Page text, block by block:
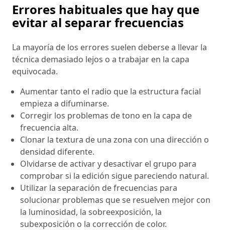
Errores habituales que hay que
evitar al separar frecuencias
La mayoría de los errores suelen deberse a llevar la
técnica demasiado lejos o a trabajar en la capa
equivocada.
Aumentar tanto el radio que la estructura facial
empieza a difuminarse.
Corregir los problemas de tono en la capa de
frecuencia alta.
Clonar la textura de una zona con una dirección o
densidad diferente.
Olvidarse de activar y desactivar el grupo para
comprobar si la edición sigue pareciendo natural.
Utilizar la separación de frecuencias para
solucionar problemas que se resuelven mejor con
la luminosidad, la sobreexposición, la
subexposición o la corrección de color.